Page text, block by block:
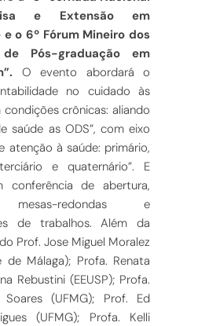
e Extensão em
o 6º Fórum Mineiro dos
de Pós-graduação em
O evento abordará o
no cuidado às
crônicas: aliando
saúde as ODS”, comeixo
atenção à saúde: primário,
e quaternário”. E
conferência de abertura,
mesas-redondas e
de trabalhos. Além da
Prof. Jose Miguel Moralez
de Málaga); Profa. Renata
Rebustini (EEUSP); Profa.
(UFMG); Prof. Ed
(UFMG); Profa. Kelli